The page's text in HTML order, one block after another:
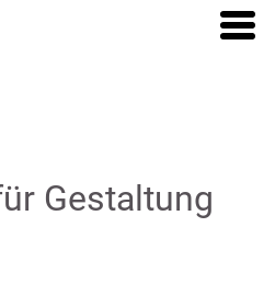
Gestaltung